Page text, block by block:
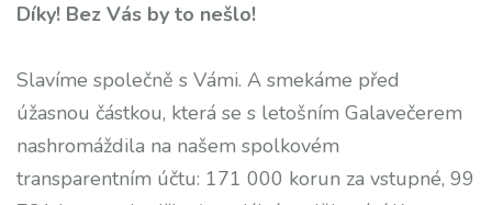
Díky! Bez Vás by to nešlo!
Slavíme společně s Vámi. A smekáme před
úžasnou částkou, která se s letošním Galavečerem
nashromáždila na našem spolkovém
transparentním účtu: 171 000 korun za vstupné, 99